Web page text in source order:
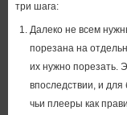
три шага:
Далеко не всем
порезана на
их нужно порезать.
впоследствии, и
чьи плееры как